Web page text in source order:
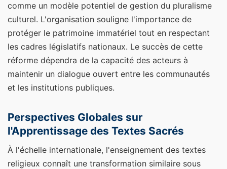
comme un modèle potentiel de gestion du pluralisme
culturel. L'organisation souligne l'importance de
protéger le patrimoine immatériel tout en respectant
les cadres législatifs nationaux. Le succès de cette
réforme dépendra de la capacité des acteurs à
maintenir un dialogue ouvert entre les communautés
et les institutions publiques.
Perspectives Globales sur
l'Apprentissage des Textes Sacrés
À l'échelle internationale, l'enseignement des textes
religieux connaît une transformation similaire sous